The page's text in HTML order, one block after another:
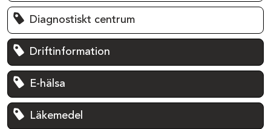
Diagnostiskt centrum
Driftinformation
E-hälsa
Läkemedel